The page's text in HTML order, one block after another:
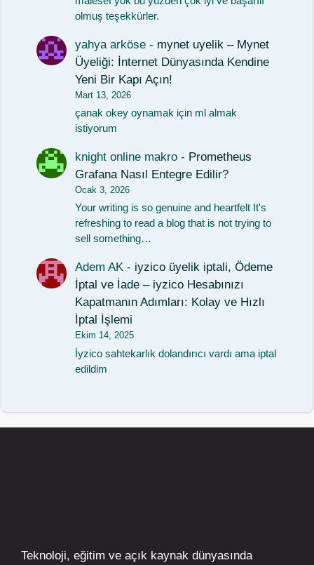
olmuş teşekkürler.
yahya arköse - mynet uyelik – Mynet
Üyeliği: İnternet Dünyasında Kendine
Yeni Bir Kapı Açın!
Mart 13, 2026
çanak okey oynamak için ml almak
istiyorum
knight online makro - Prometheus
Grafana Nasıl Entegre Edilir?
Ocak 3, 2026
Your writing is so genuine and heartfelt It's
refreshing to read a blog that is not trying to
sell something…
Adem AK - iyzico üyelik iptali, Ödeme
İptal ve İade – iyzico Hesabınızı
Kapatmanın Adımları: Kolay ve Hızlı
İptal İşlemi
Ekim 14, 2025
İyzico sahtekarlık dolandırıcı vardı ama iptal
edildim
Teknoloji, eğitim ve açık kaynak dünyasında